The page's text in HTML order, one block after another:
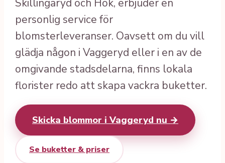
Skillingaryd och Hok, erbjuder en
personlig service för
blomsterleveranser. Oavsett om du vill
glädja någon i Vaggeryd eller i en av de
omgivande stadsdelarna, finns lokala
florister redo att skapa vackra buketter.
Skicka blommor i Vaggeryd nu →
Se buketter & priser